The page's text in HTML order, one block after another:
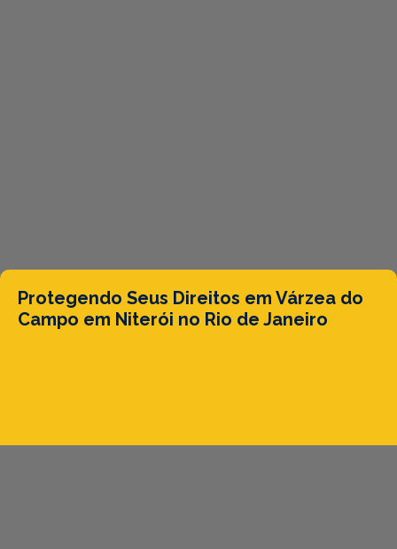
Protegendo Seus Direitos em Várzea do
Campo em Niterói no Rio de Janeiro